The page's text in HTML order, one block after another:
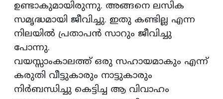
ഉണ്ടാകുമായിരുന്നു. അങ്ങനെ ലസിക
സമൃദ്ധമായി ജീവിച്ചു. ഇതു കണ്ടില്ല എന്ന
നിലയിൽ പ്രതാപൻ സാറും ജീവിച്ചു
പോന്നു.
വയസ്സാംകാലത്ത് ഒരു സഹായമാകും എന്ന്
കരുതി വീട്ടുകാരും നാട്ടുകാരും
നിർബന്ധിച്ചു കെട്ടിച്ച ആ വിവാഹം